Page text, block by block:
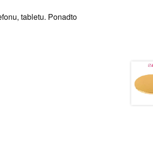
tabletu. Ponadto